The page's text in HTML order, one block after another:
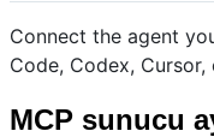
Connect the agent
Code, Codex,
MCP sunucu